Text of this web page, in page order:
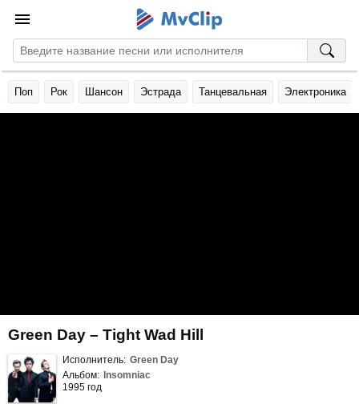
Поп Рок Шансон Эстрада Танцевальная Электроника
Green Day – Tight Wad Hill
Исполнитель: Green Day
Альбом: Insomniac
1995 год